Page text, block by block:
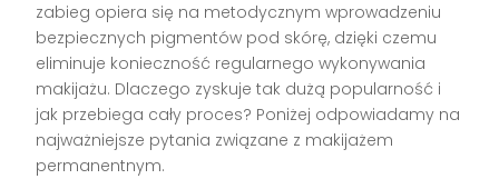
zabieg opiera się na metodycznym wprowadzeniu
bezpiecznych pigmentów pod skórę, dzięki czemu
eliminuje konieczność regularnego wykonywania
makijażu. Dlaczego zyskuje tak dużą popularność i
jak przebiega cały proces? Poniżej odpowiadamy na
najważniejsze pytania związane z makijażem
permanentnym.